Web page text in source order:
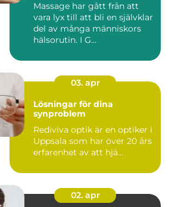
Massage har gått från att
vara lyx till att bli en självklar
del av många människors
hälsorutin. I G...
03. apr
Lösningar för dina
synproblem
Rediviva optik är en optiker i
Uppsala som har över 20 års
erfarenhet av att hjä...
02. apr